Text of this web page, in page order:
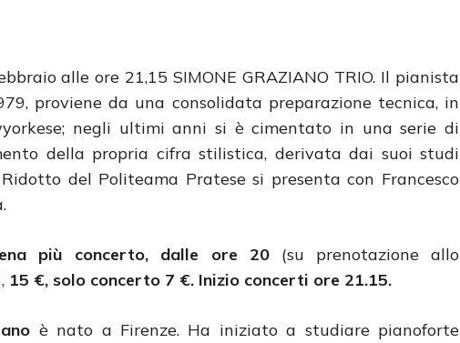
alle ore 21,15 SIMONE GRAZIANO TRIO. Il pianista
proviene da una consolidata preparazione tecnica, in
negli ultimi anni si è cimentato in una serie di
della propria cifra stilistica, derivata dai suoi studi
del Politeama Pratese si presenta con Francesco
più concerto, dalle ore 20 (su prenotazione allo
15 €, solo concerto 7 €. Inizio concerti ore 21.15.
è nato a Firenze. Ha iniziato a studiare pianoforte